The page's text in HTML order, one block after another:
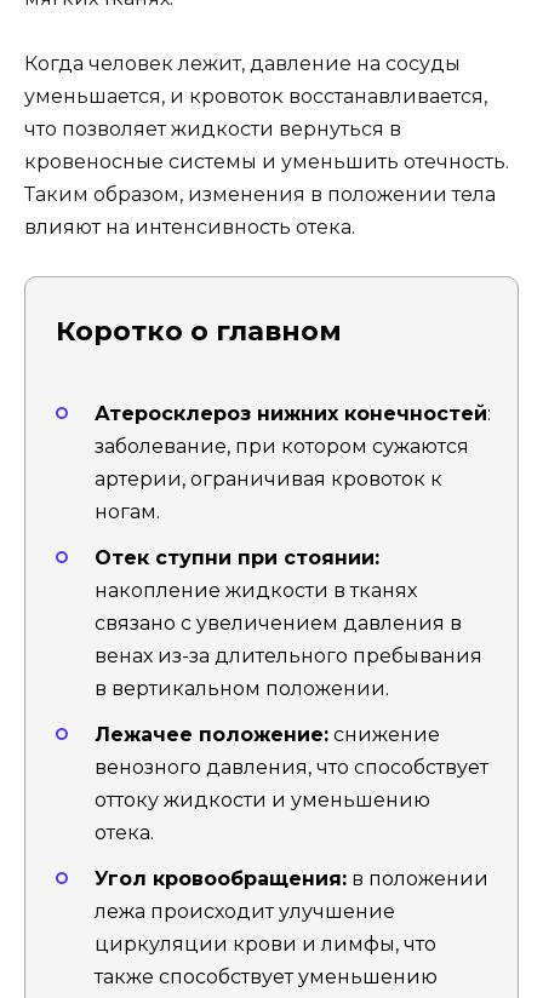
Когда человек лежит, давление на сосуды
уменьшается, и кровоток восстанавливается,
что позволяет жидкости вернуться в
кровеносные системы и уменьшить отечность.
Таким образом, изменения в положении тела
влияют на интенсивность отека.
Коротко о главном
Атеросклероз нижних конечностей:
заболевание, при котором сужаются
артерии, ограничивая кровоток к
ногам.
Отек ступни при стоянии:
накопление жидкости в тканях
связано с увеличением давления в
венах из-за длительного пребывания
в вертикальном положении.
Лежачее положение: снижение
венозного давления, что способствует
оттоку жидкости и уменьшению
отека.
Угол кровообращения: в положении
лежа происходит улучшение
циркуляции крови и лимфы, что
также способствует уменьшению